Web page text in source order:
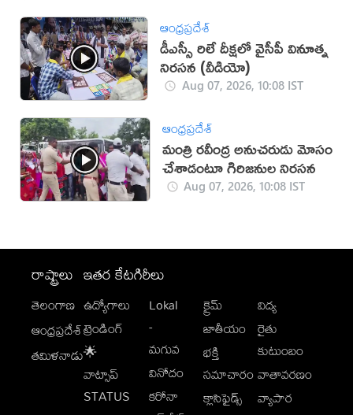
ఆంధ్రప్రదేశ్
డీఎస్సీ రిలే దీక్ష‌లో వైసీపీ వినూత్న
నిర‌స‌న‌ (వీడియో)
Aug 07, 2026, 10:08 IST
ఆంధ్రప్రదేశ్
మంత్రి రవీంద్ర అనుచరుడు మోసం
చేశాడంటూ గిరిజనుల నిరసన
Aug 07, 2026, 10:08 IST
రాష్ట్రాలు
తెలంగాణ
ఆంధ్రప్రదేశ్
తమిళనాడు
ఇతర కేటగిరీలు
ఉద్యోగాలు
ట్రెండింగ్
🌟
వాట్సాప్
STATUS
Lokal
-
మగువ
వినోదం
కరోనా
క్రైమ్
జాతీయం
భక్తి
సమాచారం
క్లాసిఫైడ్స్
విద్య
రైతు
కుటుంబం
వాతావరణం
వ్యాపార